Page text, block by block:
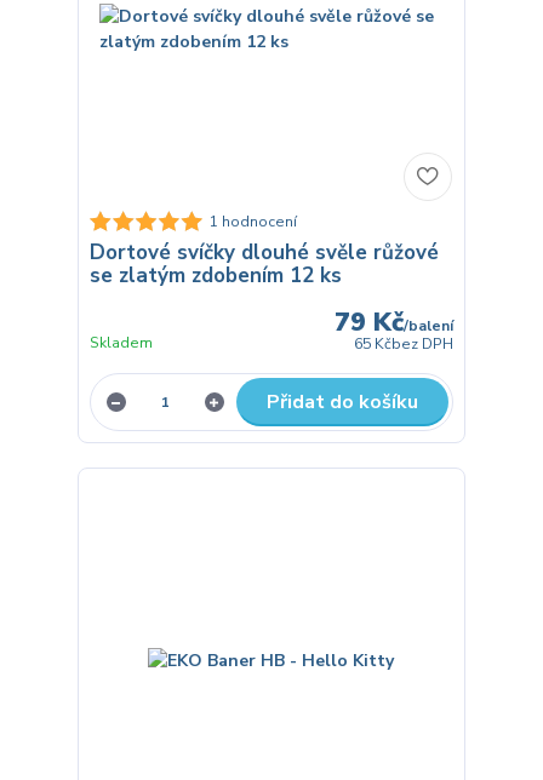
1 hodnocení
Dortové svíčky dlouhé svěle růžové
se zlatým zdobením 12 ks
79 Kč/balení
65 Kčbez DPH
Skladem
Přidat do košíku